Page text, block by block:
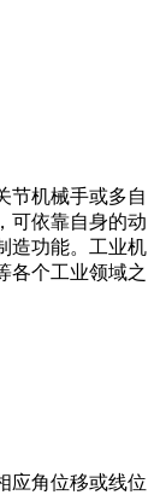
节机械手或多自
可依靠自身的动
造功能。工业机
各个工业领域之
应角位移或线位